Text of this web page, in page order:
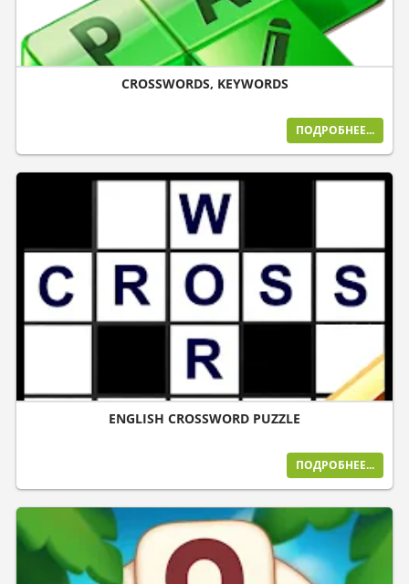
CROSSWORDS, KEYWORDS
ПОДРОБНЕЕ...
ENGLISH CROSSWORD PUZZLE
ПОДРОБНЕЕ...